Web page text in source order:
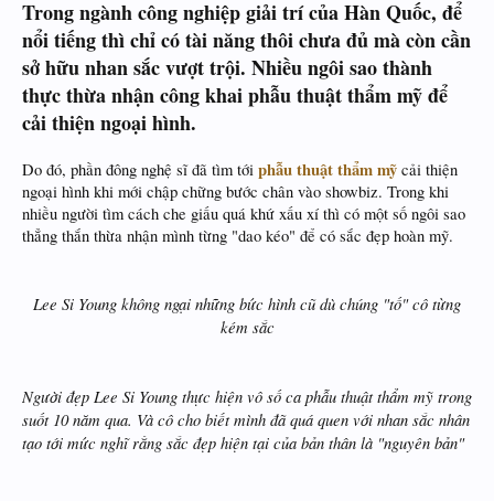
Trong ngành công nghiệp giải trí của Hàn Quốc, để
nổi tiếng thì chỉ có tài năng thôi chưa đủ mà còn cần
sở hữu nhan sắc vượt trội. Nhiều ngôi sao thành
thực thừa nhậncông khai phẫu thuật thẩm mỹđể
cải thiện ngoại hình.
Do đó, phần đông nghệ sĩ đã tìm tới phẫu thuật thẩm mỹ cải thiện
ngoại hình khi mới chập chững bước chân vào showbiz. Trong khi
nhiều người tìm cách che giấu quá khứ xấu xí thì có một số ngôi sao
thẳng thắn thừa nhận mình từng "dao kéo" để có sắc đẹp hoàn mỹ.
Lee Si Young không ngại những bức hình cũ dù chúng "tố" cô từng
kém sắc
Người đẹp Lee Si Young thực hiện vô số ca phẫu thuật thẩm mỹ trong
suốt 10 năm qua. Và cô cho biết mình đã quá quen với nhan sắc nhân
tạo tới mức nghĩ rằng sắc đẹp hiện tại của bản thân là "nguyên bản"